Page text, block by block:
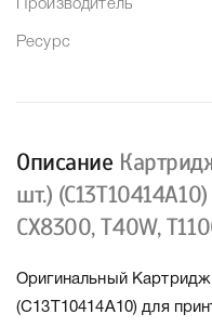
Производитель
Ресурс
Описание
шт.)
CX8300, T40W,
Оригинальный
(C13T10414A10) для